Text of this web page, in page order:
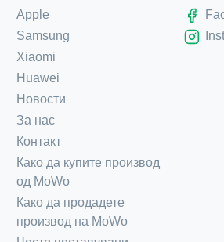
Apple
Samsung
Xiaomi
Huawei
Новости
За нас
Контакт
Како да купите производ
од MoWo
Како да продадете
производ на MoWo